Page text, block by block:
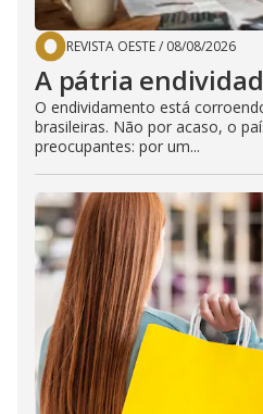
REVISTA OESTE/ 08/08/2026
A pátria
O endividamento está
brasileiras. Não por acaso, o
preocupantes: por um...